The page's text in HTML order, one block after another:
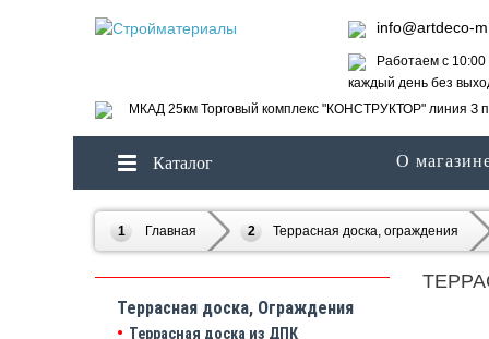
info@artdeco-
Работаем с
каждый день без
МКАД 25км Торговый комплекс "КОНСТРУКТОР" линия З
Каталог О
Главная Террасная доска, ограждения
Террасная доска, Ограждения
Террасная доска из ДПК